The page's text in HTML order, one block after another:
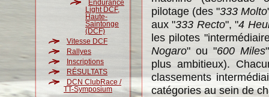
Endurance
Light DCF,
Haute-
Saintonge
(DCF)
Vitesse DCF
Rallyes
Inscriptions
RÉSULTATS
DCN ClubRace /
TT-Symposium
pilotage (des "333 Molto
aux "333 Recto", "4
les pilotes
Nogaro" ou "600 Miles
plus ambitieux).
classements
catégories au sein de